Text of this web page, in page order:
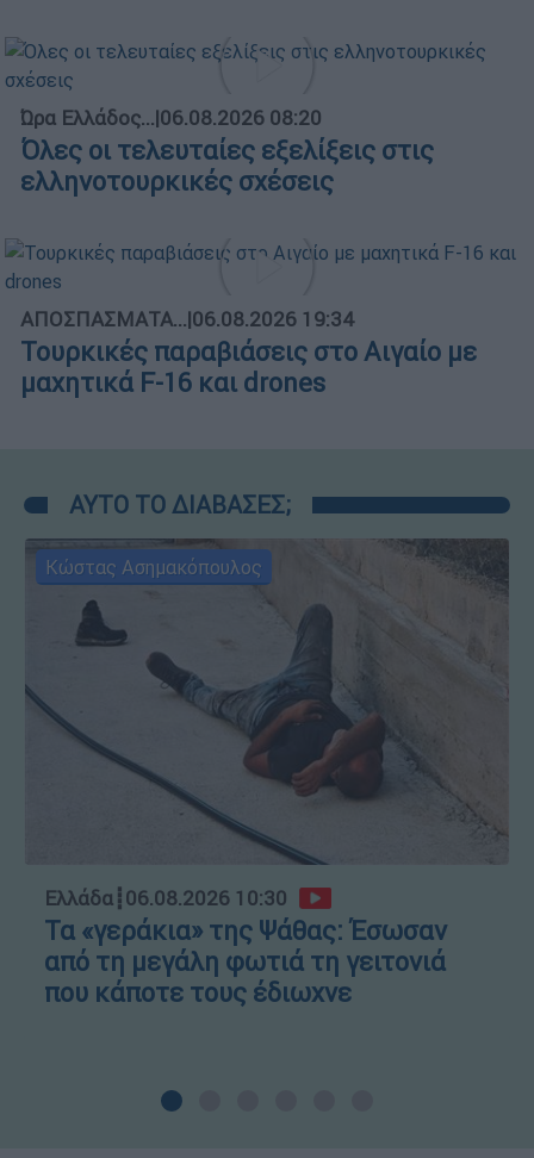
Ώρα Ελλάδος...|06.08.2026 08:20
Όλες οι τελευταίες εξελίξεις στις
ελληνοτουρκικές σχέσεις
ΑΠΟΣΠΑΣΜΑΤΑ...|06.08.2026 19:34
Τουρκικές παραβιάσεις στο Αιγαίο με
μαχητικά F-16 και drones
ΑΥΤΟ ΤΟ ΔΙΑΒΑΣΕΣ;
Κώστας Ασημακόπουλος
Ελλάδα┋06.08.2026 10:30
Τα «γεράκια» της Ψάθας: Έσωσαν
από τη μεγάλη φωτιά τη γειτονιά
που κάποτε τους έδιωχνε